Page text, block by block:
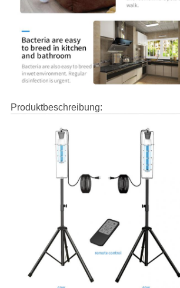
Produktbeschreibung: